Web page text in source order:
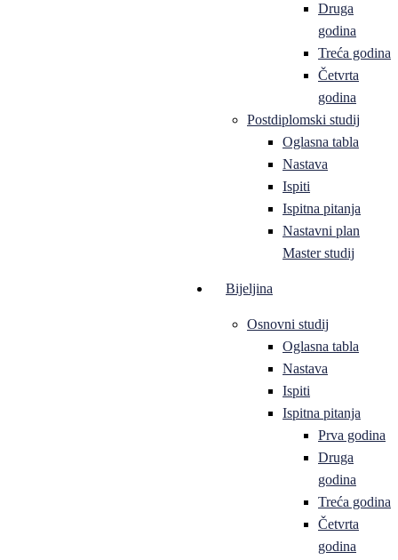
Druga
godina
Treća godina
Četvrta
godina
Postdiplomski studij
Oglasna tabla
Nastava
Ispiti
Ispitna pitanja
Nastavni plan
Master studij
Bijeljina
Osnovni studij
Oglasna tabla
Nastava
Ispiti
Ispitna pitanja
Prva godina
Druga
godina
Treća godina
Četvrta
godina